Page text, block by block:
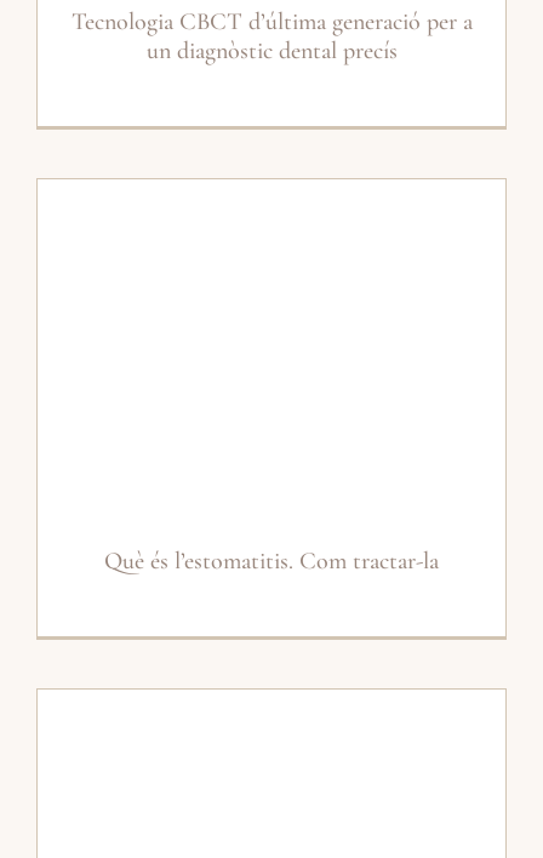
Tecnologia CBCT d’última generació per a
un diagnòstic dental precís
Què és l’estomatitis. Com tractar-la